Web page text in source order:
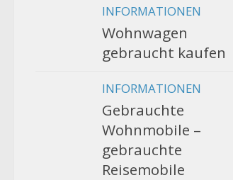
INFORMATIONEN
Wohnwagen
gebraucht kaufen
INFORMATIONEN
Gebrauchte
Wohnmobile –
gebrauchte
Reisemobile